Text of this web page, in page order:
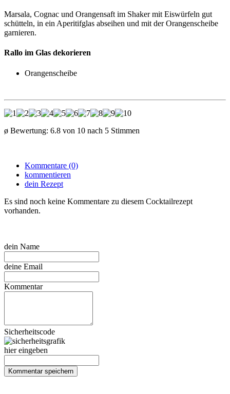
Marsala, Cognac und Orangensaft im Shaker mit Eiswürfeln gut
schütteln, in ein Aperitifglas abseihen und mit der Orangenscheibe
garnieren.
Rallo im Glas dekorieren
Orangenscheibe
ø Bewertung: 6.8 von 10 nach 5 Stimmen
Kommentare (0)
kommentieren
dein Rezept
Es sind noch keine Kommentare zu diesem Cocktailrezept
vorhanden.
dein Name
deine Email
Kommentar
Sicherheitscode
hier eingeben